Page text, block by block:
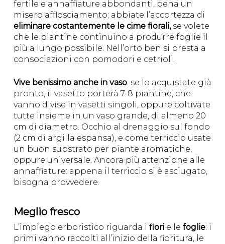
fertile e annaffiature abbondanti, pena un
misero afflosciamento; abbiate l’accortezza di
eliminare costantemente le cime fiorali,se volete
che le piantine continuino a produrre foglie il
più a lungo possibile. Nell’orto ben si presta a
consociazioni con pomodori e cetrioli.
Vive benissimo anche in vaso: se lo acquistate già
pronto, il vasetto porterà 7-8 piantine, che
vanno divise in vasetti singoli, oppure coltivate
tutte insieme in un vaso grande, di almeno 20
cm di diametro. Occhio al drenaggio sul fondo
(2 cm di argilla espansa), e come terriccio usate
un buon substrato per piante aromatiche,
oppure universale. Ancora più attenzione alle
annaffiature: appena il terriccio si è asciugato,
bisogna provvedere.
Meglio fresco
L’impiego erboristico riguarda i fiorie le foglie: i
primi vanno raccolti all’inizio della fioritura, le